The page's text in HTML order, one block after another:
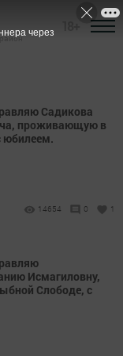
Садикова
проживающую в
юбилеем.
14654 0 1
Исма­гиловну,
Слободе, с
через